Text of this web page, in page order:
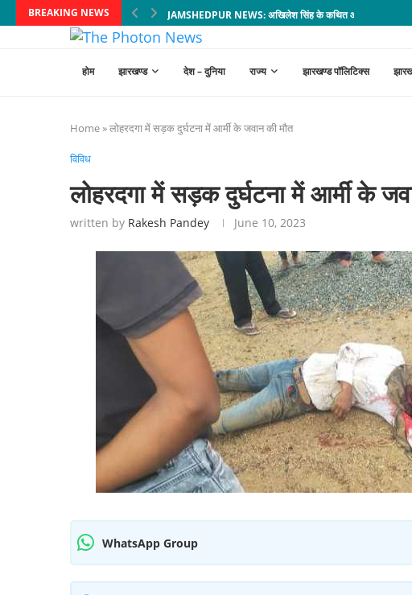
BREAKING NEWS JAMSHEDPUR NEWS: अखिलेश सिंह के कथित आर्थिक नेटवर्क पर
होम झारखण्ड देश – दुनिया राज्य झारखण्ड पॉलिटिक्स
Home»लोहरदगा में सड़क दुर्घटना में आर्मी के जवान की मौत
विविध
लोहरदगा में सड़क दुर्घटना में आर्मी के
written by Rakesh Pandey June 10, 2023
WhatsApp Group